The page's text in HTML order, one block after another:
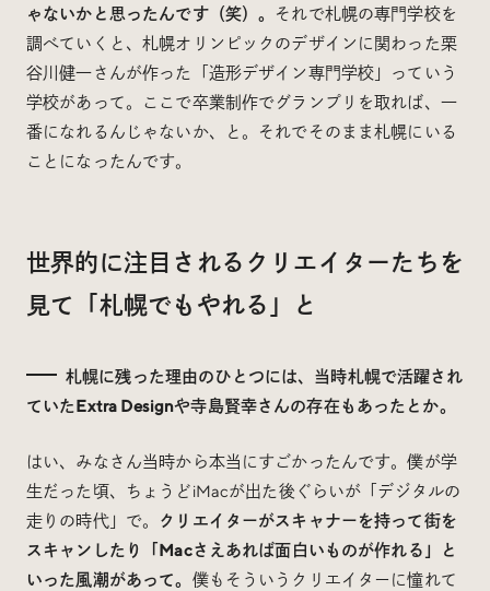
ゃないかと思ったんです（笑）。
それで札幌の専門学校を
調べていくと、札幌オリンピックのデザインに関わった栗
谷川健一さんが作った「造形デザイン専門学校」っていう
学校があって。ここで卒業制作でグランプリを取れば、一
番になれるんじゃないか、と。それでそのまま札幌にいる
ことになったんです。
世界的に注目されるクリエイターたちを
見て「札幌でもやれる」と
札幌に残った理由のひとつには、当時札幌で活躍され
ていたExtra Designや寺島賢幸さんの存在もあったとか。
はい、みなさん当時から本当にすごかったんです。僕が学
生だった頃、ちょうどiMacが出た後ぐらいが「デジタルの
走りの時代」で。
クリエイターがスキャナーを持って街を
スキャンしたり「Macさえあれば面白いものが作れる」と
いった風潮があって。 僕もそういうクリエイターに憧れて